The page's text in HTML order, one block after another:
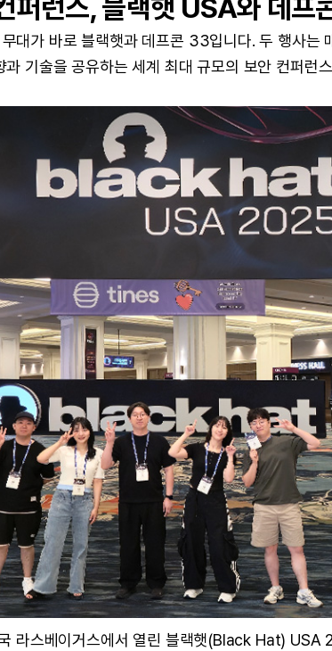
퍼런스, 블랙햇 USA와 데프
대가 바로 블랙햇과 데프콘 33입니다. 두 행사는
기술을 공유하는 세계 최대 규모의 보안 컨퍼런
라스베이거스에서 열린 블랙햇(Black Hat) USA